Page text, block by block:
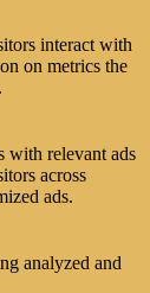
interact with
on metrics the
with relevant ads
across
ads.
analyzed and